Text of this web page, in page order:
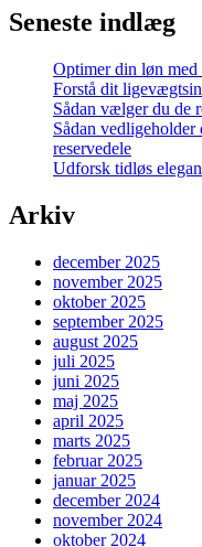
Seneste indlæg
Optimer din løn med
Forstå dit
Sådan vælger du de
Sådan
reservedele
Udforsk tidløs
Arkiv
december 2025
november 2025
oktober 2025
september 2025
august 2025
juli 2025
juni 2025
maj 2025
april 2025
marts 2025
februar 2025
januar 2025
december 2024
november 2024
oktober 2024